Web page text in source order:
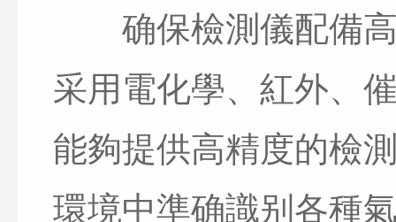
确保檢測儀配備高
采用電化學、紅外、
能夠提供高精度的檢
環境中準确識别各種